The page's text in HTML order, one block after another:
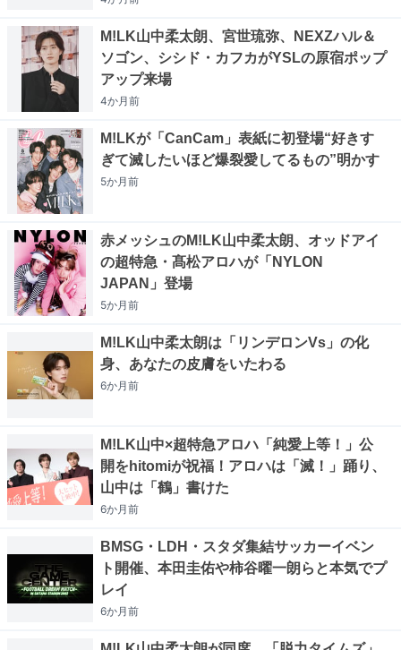
M!LK山中柔太朗、宮世琉弥、NEXZハル＆
ソゴン、シシド・カフカがYSLの原宿ポップ
アップ来場
4か月前
M!LKが「CanCam」表紙に初登場“好きす
ぎて滅したいほど爆裂愛してるもの”明かす
5か月前
赤メッシュのM!LK山中柔太朗、オッドアイ
の超特急・髙松アロハが「NYLON
JAPAN」登場
5か月前
M!LK山中柔太朗は「リンデロンVs」の化
身、あなたの皮膚をいたわる
6か月前
M!LK山中×超特急アロハ「純愛上等！」公
開をhitomiが祝福！アロハは「滅！」踊り、
山中は「鶴」書けた
6か月前
BMSG・LDH・スタダ集結サッカーイベン
ト開催、本田圭佑や柿谷曜一朗らと本気でプ
レイ
6か月前